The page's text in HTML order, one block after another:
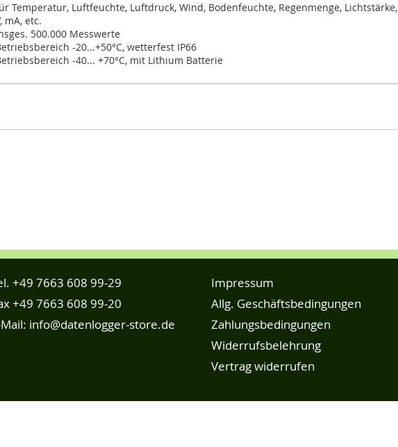
Temperatur, Luftfeuchte, Luftdruck, Wind, Bodenfeuchte, Regenmenge, Lichtstärke,
mA, etc.
500.000 Messwerte
-20...+50°C, wetterfest IP66
-40... +70°C, mit Lithium Batterie
+49 7663 608 99-29
+49 7663 608 99-20
info@datenlogger-store.de
Impressum
Allg. Geschäftsbedingungen
Zahlungsbedingungen
Widerrufsbelehrung
Vertrag widerrufen